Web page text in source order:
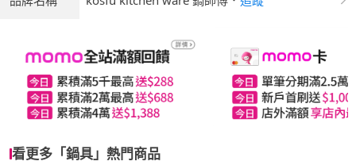
看更多「鍋具」熱門商品